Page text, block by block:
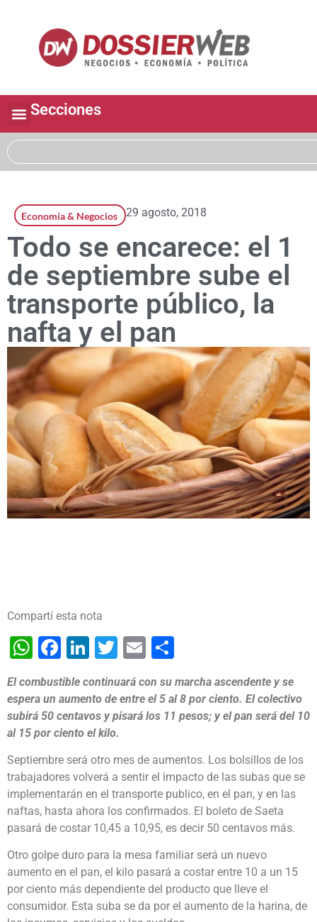
Secciones
Economía & Negocios 29 agosto, 2018
Todo se encarece: el 1
de septiembre sube el
transporte público, la
nafta y el pan
Compartí esta nota
WhatsApp
Facebook
LinkedIn
Twitter
Email
El combustible continuará con su marcha ascendente y se
espera un aumento de entre el 5 al 8 por ciento. El colectivo
subirá 50 centavos y pisará los 11 pesos; y el pan será del 10
al 15 por ciento el kilo.
Septiembre será otro mes de aumentos. Los bolsillos de los
trabajadores volverá a sentir el impacto de las subas que se
implementarán en el transporte publico, en el pan, y en las
naftas, hasta ahora los confirmados. El boleto de Saeta
pasará de costar 10,45 a 10,95, es decir 50 centavos más.
Otro golpe duro para la mesa familiar será un nuevo
aumento en el pan, el kilo pasará a costar entre 10 a un 15
por ciento más dependiente del producto que lleve el
consumidor. Esta suba se da por el aumento de la harina, de